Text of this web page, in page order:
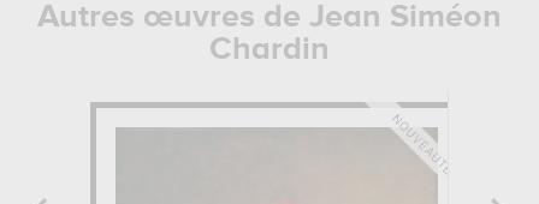
Autres œuvres de Jean Siméon
Chardin